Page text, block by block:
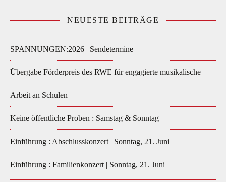
NEUESTE BEITRÄGE
SPANNUNGEN:2026 | Sendetermine
Übergabe Förderpreis des RWE für engagierte musikalische
Arbeit an Schulen
Keine öffentliche Proben : Samstag & Sonntag
Einführung : Abschlusskonzert | Sonntag, 21. Juni
Einführung : Familienkonzert | Sonntag, 21. Juni